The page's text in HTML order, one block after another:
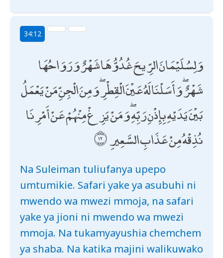
34:12
وَلِسُلَيْمَانَ الرِّيحَ غُدُوُّهَا شَهْرٌ وَرَوَاحُهَا
شَهْرٌ ۖ وَأَسَلْنَا لَهُ عَيْنَ الْقِطْرِ ۖ وَمِنَ الْجِنِّ مَنْ يَعْمَلُ
بَيْنَ يَدَيْهِ بِإِذْنِ رَبِّهِ ۖ وَمَنْ يَزِغْ مِنْهُمْ عَنْ أَمْرِنَا
نُذِقْهُ مِنْ عَذَابِ السَّعِيرِ
Na Suleiman tuliufanya upepo
umtumikie. Safari yake ya asubuhi ni
mwendo wa mwezi mmoja, na safari
yake ya jioni ni mwendo wa mwezi
mmoja. Na tukamyayushia chemchem
ya shaba. Na katika majini walikuwako